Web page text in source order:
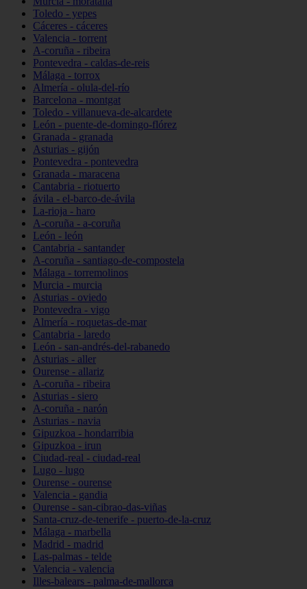
Toledo - yepes
Cáceres - cáceres
Valencia - torrent
A-coruña - ribeira
Pontevedra - caldas-de-reis
Málaga - torrox
Almería - olula-del-río
Barcelona - montgat
Toledo - villanueva-de-alcardete
León - puente-de-domingo-flórez
Granada - granada
Asturias - gijón
Pontevedra - pontevedra
Granada - maracena
Cantabria - riotuerto
ávila - el-barco-de-ávila
La-rioja - haro
A-coruña - a-coruña
León - león
Cantabria - santander
A-coruña - santiago-de-compostela
Málaga - torremolinos
Murcia - murcia
Asturias - oviedo
Pontevedra - vigo
Almería - roquetas-de-mar
Cantabria - laredo
León - san-andrés-del-rabanedo
Asturias - aller
Ourense - allariz
A-coruña - ribeira
Asturias - siero
A-coruña - narón
Asturias - navia
Gipuzkoa - hondarribia
Gipuzkoa - irun
Ciudad-real - ciudad-real
Lugo - lugo
Ourense - ourense
Valencia - gandia
Ourense - san-cibrao-das-viñas
Santa-cruz-de-tenerife - puerto-de-la-cruz
Málaga - marbella
Madrid - madrid
Las-palmas - telde
Valencia - valencia
Illes-balears - palma-de-mallorca